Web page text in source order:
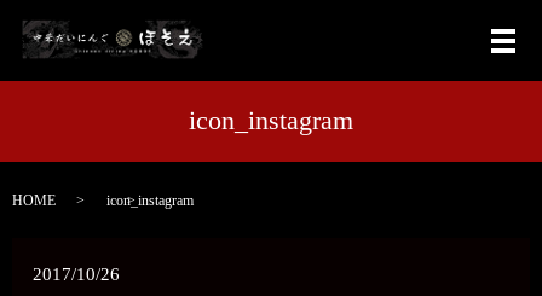
メ
icon_instagram
HOME icon_instagram
2017/10/26